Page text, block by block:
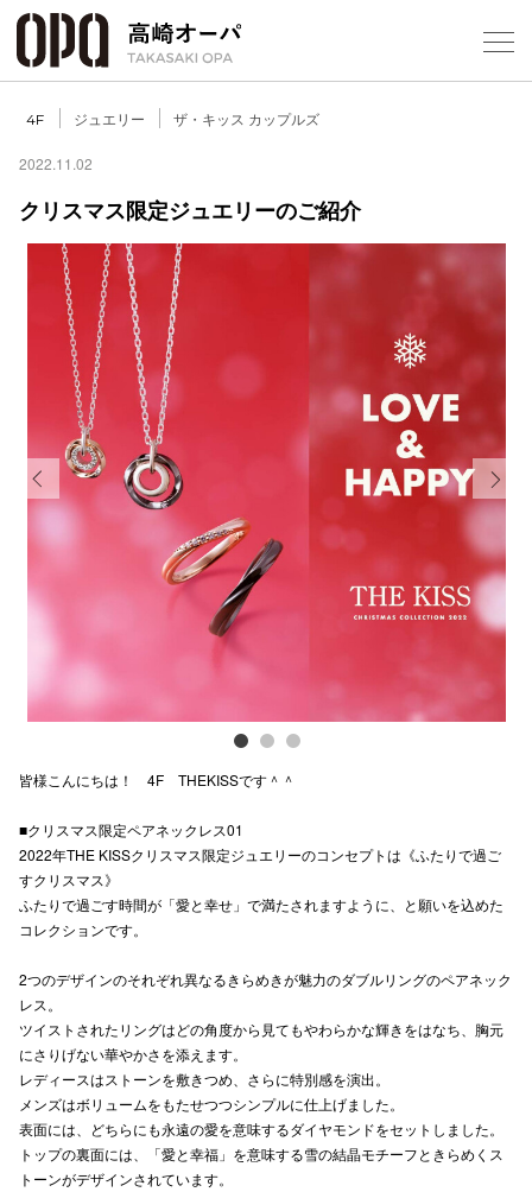
4F ジュエリー ザ・キッス カップルズ
2022.11.02
クリスマス限定ジュエリーのご紹介
Previous Next
皆様こんにちは！ 4F THEKISSです＾＾
■クリスマス限定ペアネックレス01
2022年THE KISSクリスマス限定ジュエリーのコンセプトは《ふたりで過ご
すクリスマス》
ふたりで過ごす時間が「愛と幸せ」で満たされますように、と願いを込めた
コレクションです。
2つのデザインのそれぞれ異なるきらめきが魅力のダブルリングのペアネック
レス。
ツイストされたリングはどの角度から見てもやわらかな輝きをはなち、胸元
にさりげない華やかさを添えます。
レディースはストーンを敷きつめ、さらに特別感を演出。
メンズはボリュームをもたせつつシンプルに仕上げました。
表面には、どちらにも永遠の愛を意味するダイヤモンドをセットしました。
トップの裏面には、「愛と幸福」を意味する雪の結晶モチーフときらめくス
トーンがデザインされています。
ショッ
施設案内
アクセ
スタッ
電話で
ソーシャル
新百合丘